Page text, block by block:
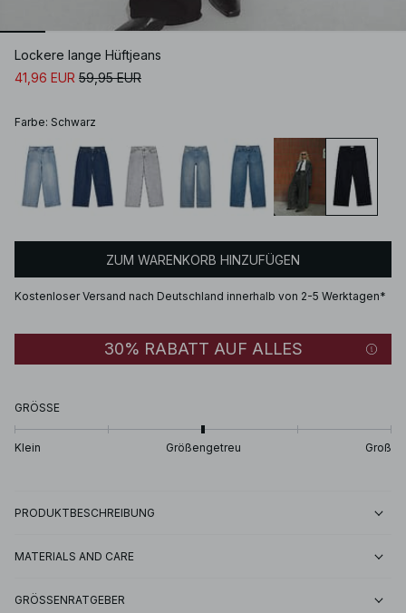
Lockere lange Hüftjeans
41,96 EUR 59,95 EUR
Farbe: Schwarz
ZUM WARENKORB HINZUFÜGEN
Kostenloser Versand nach Deutschland innerhalb von 2-5 Werktagen*
30% RABATT AUF ALLES
GRÖSSE
Klein Größengetreu Groß
PRODUKTBESCHREIBUNG
MATERIALS AND CARE
GRÖSSENRATGEBER